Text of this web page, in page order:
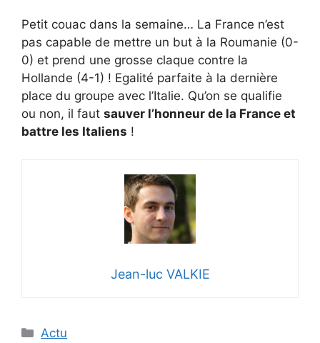
Petit couac dans la semaine… La France n’est
pas capable de mettre un but à la Roumanie (0-
0) et prend une grosse claque contre la
Hollande (4-1) ! Egalité parfaite à la dernière
place du groupe avec l’Italie. Qu’on se qualifie
ou non, il faut sauver l’honneur de la France et
battre les Italiens !
Jean-luc VALKIE
Catégories
Actu